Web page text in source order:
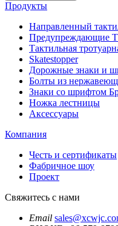
Продукты
Направленный
Предупреждающие
Тактильная
Skatestopper
Дорожные знаки и
Болты из
Знаки со шрифтом
Ножка лестницы
Аксессуары
Компания
Честь и сертификаты
Фабричное шоу
Проект
Свяжитесь с нами
Email